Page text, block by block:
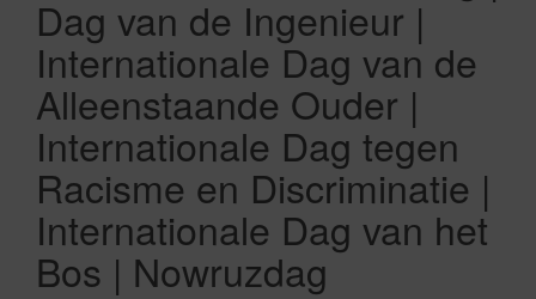
Dag van de Ingenieur |
Internationale Dag van de
Alleenstaande Ouder |
Internationale Dag tegen
Racisme en Discriminatie |
Internationale Dag van het
Bos | Nowruzdag